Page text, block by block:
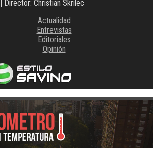
| Director: Christian Skrilec
Actualidad
Entrevistas
Editoriales
Opinión